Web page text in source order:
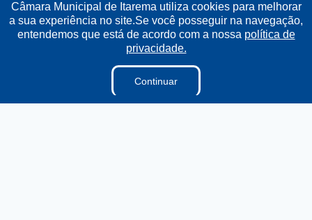
LAI
Estagiários
Perguntas e Respostas
Tabela Diárias
Câmara Municipal de Itarema utiliza cookies para melhorar
a sua experiência no site.Se você posseguir na navegação,
entendemos que está de acordo com a nossa política de
privacidade.
Continuar